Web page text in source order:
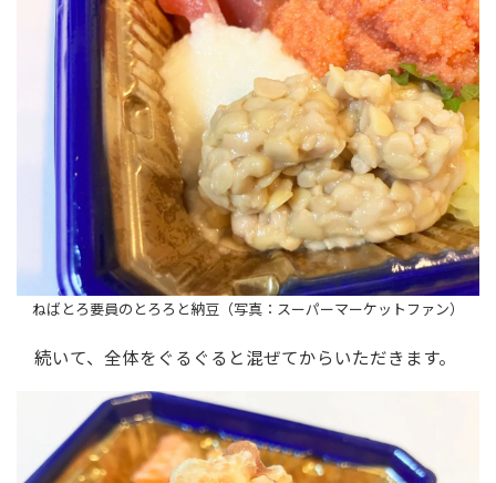
ねばとろ要員のとろろと納豆（写真：スーパーマーケットファン）
続いて、全体をぐるぐると混ぜてからいただきます。